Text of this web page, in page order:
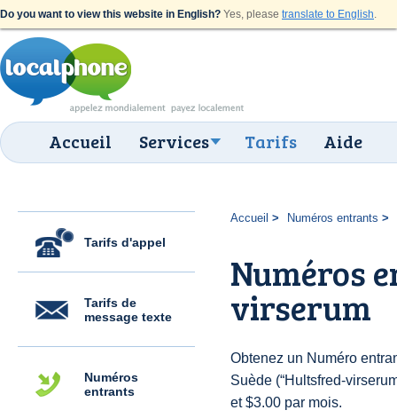
Do you want to view this website in English? Yes, please translate to English.
Accueil Services Tarifs Aide
Tarifs d'appel
Tarifs de
message texte
Numéros
entrants
Accueil Numéros entrants
Numéros
virserum
Obtenez un Numéro
Suède (“Hultsfred-
et $3.00 par mois.